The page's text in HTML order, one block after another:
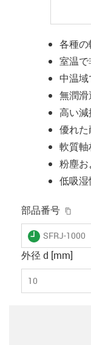
各種
室温
中温
無潤
高い減
優れ
軟質
粉塵
低吸湿
部品番号
igus-icon-
SFRJ-1000
外径 d [mm]
10